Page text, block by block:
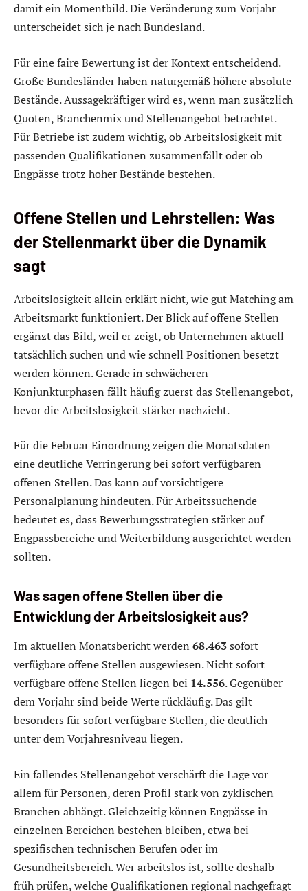
damit ein Momentbild. Die Veränderung zum Vorjahr
unterscheidet sich je nach Bundesland.
Für eine faire Bewertung ist der Kontext entscheidend.
Große Bundesländer haben naturgemäß höhere absolute
Bestände. Aussagekräftiger wird es, wenn man zusätzlich
Quoten, Branchenmix und Stellenangebot betrachtet.
Für Betriebe ist zudem wichtig, ob Arbeitslosigkeit mit
passenden Qualifikationen zusammenfällt oder ob
Engpässe trotz hoher Bestände bestehen.
Offene Stellen und Lehrstellen: Was
der Stellenmarkt über die Dynamik
sagt
Arbeitslosigkeit allein erklärt nicht, wie gut Matching am
Arbeitsmarkt funktioniert. Der Blick auf offene Stellen
ergänzt das Bild, weil er zeigt, ob Unternehmen aktuell
tatsächlich suchen und wie schnell Positionen besetzt
werden können. Gerade in schwächeren
Konjunkturphasen fällt häufig zuerst das Stellenangebot,
bevor die Arbeitslosigkeit stärker nachzieht.
Für die Februar Einordnung zeigen die Monatsdaten
eine deutliche Verringerung bei sofort verfügbaren
offenen Stellen. Das kann auf vorsichtigere
Personalplanung hindeuten. Für Arbeitssuchende
bedeutet es, dass Bewerbungsstrategien stärker auf
Engpassbereiche und Weiterbildung ausgerichtet werden
sollten.
Was sagen offene Stellen über die
Entwicklung der Arbeitslosigkeit aus?
Im aktuellen Monatsbericht werden 68.463sofort
verfügbare offene Stellen ausgewiesen. Nicht sofort
verfügbare offene Stellen liegen bei 14.556. Gegenüber
dem Vorjahr sind beide Werte rückläufig. Das gilt
besonders für sofort verfügbare Stellen, die deutlich
unter dem Vorjahresniveau liegen.
Ein fallendes Stellenangebot verschärft die Lage vor
allem für Personen, deren Profil stark von zyklischen
Branchen abhängt. Gleichzeitig können Engpässe in
einzelnen Bereichen bestehen bleiben, etwa bei
spezifischen technischen Berufen oder im
Gesundheitsbereich. Wer arbeitslos ist, sollte deshalb
früh prüfen, welche Qualifikationen regional nachgefragt